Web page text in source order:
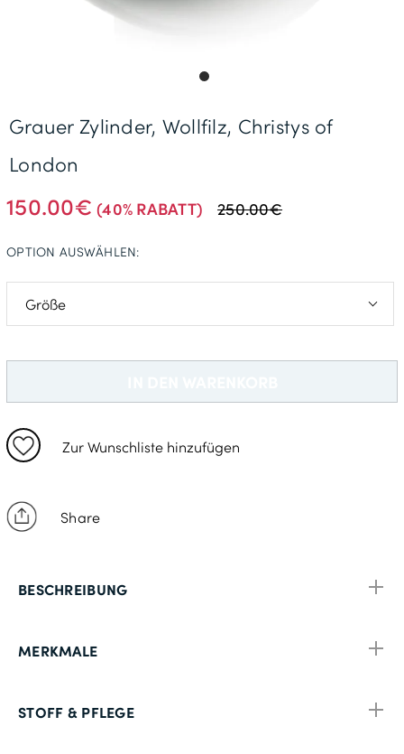
150.00€ (40% RABATT) 250.00€
Zur Wunschliste hinzufügen
Share
Grauer Zylinder, Wollfilz, Christys of
London
OPTION AUSWÄHLEN:
MERKMALE
BESCHREIBUNG
STOFF & PFLEGE